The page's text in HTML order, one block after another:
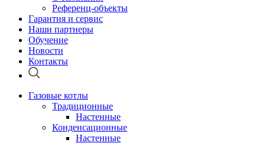
Референц-объекты
Гарантия и сервис
Наши партнеры
Обучение
Новости
Контакты
Газовые котлы
Традиционные
Настенные
Конденсационные
Настенные